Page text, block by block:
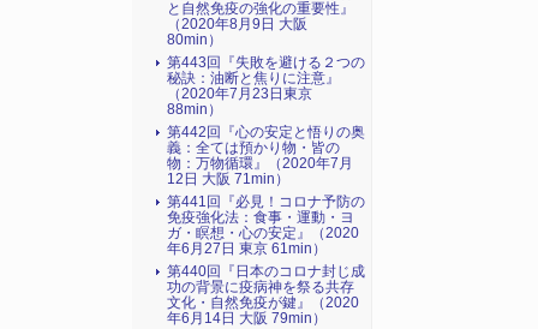
と自然免疫の強化の重要性』
（2020年8月9日 大阪
80min）
第443回『失敗を避ける２つの
秘訣：油断と焦りに注意』
（2020年7月23日東京
88min）
第442回『心の安定と悟りの奥
義：全ては預かり物・皆の
物：万物循環』（2020年7月
12日 大阪 71min）
第441回『必見！コロナ予防の
免疫強化法：食事・運動・ヨ
ガ・瞑想・心の安定』（2020
年6月27日 東京 61min）
第440回『日本のコロナ封じ成
功の背景に疫病神を祭る共存
文化・自然免疫が鍵』（2020
年6月14日 大阪 79min）